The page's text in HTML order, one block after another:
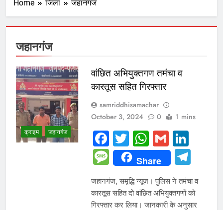
Home जिला जहानगंज
जहानगंज
क्राइम जहानगंज
वांछित अभियुक्तगण तमंचा व
कारतूस सहित गिरफ्तार
samriddhisamachar
October 3, 2024
0 1 mins
Facebook
TwitterGmail
Message
Share
जहानगंज, समृद्धि न्यूज। पुलिस ने तमंचा व
कारतूस सहित दो वांछित अभियुक्तगणों को
गिरफ्तार कर लिया। जानकारी के अनुसार